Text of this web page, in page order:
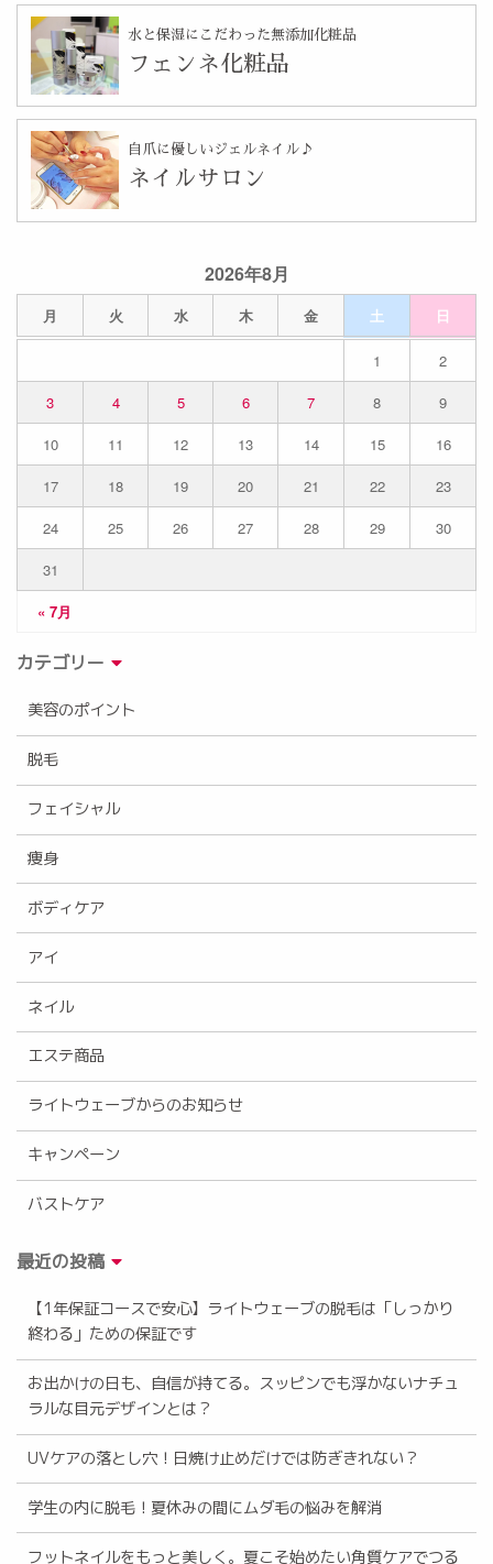
2026年8月
月 火 水 木 金 土 日
« 7月
1
2
3
4 5 6 7 8
9
10
11 12 13 14 15
16
17
18 19 20 21 22
23
24
25 26 27 28 29
30
31
カテゴリー
美容のポイント
脱毛
フェイシャル
痩身
ボディケア
アイ
ネイル
エステ商品
ライトウェーブからのお知らせ
キャンペーン
バストケア
最近の投稿
【1年保証コースで安心】ライトウェーブの脱毛は「しっかり
終わる」ための保証です
お出かけの日も、自信が持てる。スッピンでも浮かないナチュ
ラルな目元デザインとは？
UVケアの落とし穴！日焼け止めだけでは防ぎきれない？
学生の内に脱毛！夏休みの間にムダ毛の悩みを解消
フットネイルをもっと美しく。夏こそ始めたい角質ケアでつる
水と保湿にこだわった無添加化粧品
フェンネ化粧品
自爪に優しいジェルネイル♪
ネイルサロン